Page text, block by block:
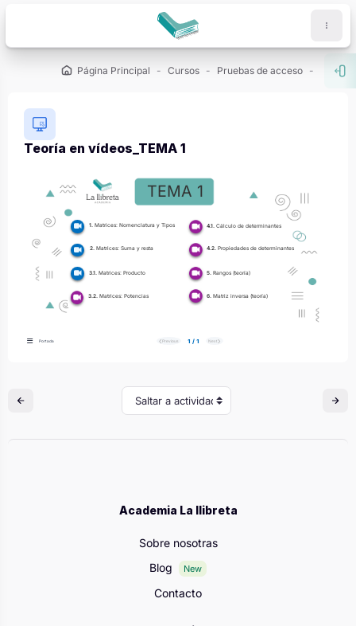
Página Principal Cursos Pruebas de acceso PCE
Teoría en vídeos_TEMA 1
Requisitos de finalización
Saltar a actividad
Academia La llibreta
Sobre nosotras
Blog
New
Contacto